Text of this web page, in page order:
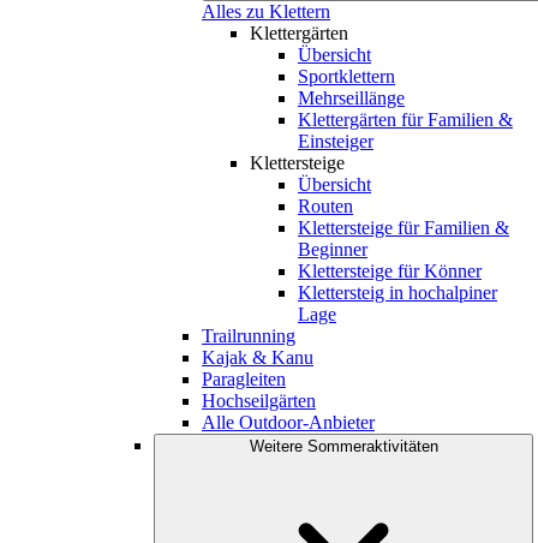
Alles zu Klettern
Klettergärten
Übersicht
Sportklettern
Mehrseillänge
Klettergärten für Familien &
Einsteiger
Klettersteige
Übersicht
Routen
Klettersteige für Familien &
Beginner
Klettersteige für Könner
Klettersteig in hochalpiner
Lage
Trailrunning
Kajak & Kanu
Paragleiten
Hochseilgärten
Alle Outdoor-Anbieter
Weitere Sommeraktivitäten